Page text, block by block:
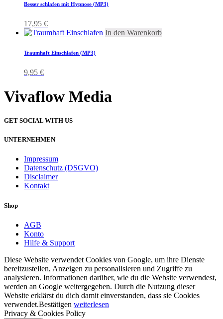
Besser schlafen mit Hypnose (MP3)
17,95 €
In den Warenkorb
Traumhaft Einschlafen (MP3)
9,95 €
Vivaflow Media
GET SOCIAL WITH US
UNTERNEHMEN
Impressum
Datenschutz (DSGVO)
Disclaimer
Kontakt
Shop
AGB
Konto
Hilfe & Support
Diese Website verwendet Cookies von Google, um ihre Dienste
bereitzustellen, Anzeigen zu personalisieren und Zugriffe zu
analysieren. Informationen darüber, wie du die Website verwendest,
werden an Google weitergegeben. Durch die Nutzung dieser
Website erklärst du dich damit einverstanden, dass sie Cookies
verwendet.Bestätigen weiterlesen
Privacy & Cookies Policy